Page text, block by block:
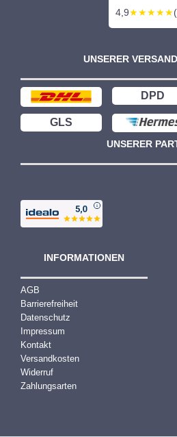
4,9★★★★★
UNSERER
DPD
GLS
UNSERER
INFORMATIONEN
AGB
Barrierefreiheit
Datenschutz
Impressum
Kontakt
Versandkosten
Widerruf
Zahlungsarten